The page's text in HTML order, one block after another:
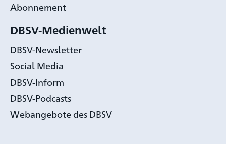
Abonnement
DBSV-Medienwelt
DBSV-Newsletter
Social Media
DBSV-Inform
DBSV-Podcasts
Webangebote des DBSV